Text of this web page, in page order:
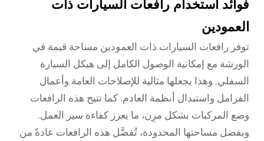
فوائد استخدام رافعات السيارات ذات
العمودين
توفر رافعات السيارات ذات العمودين مساحة قيمة في
الورشة مع إمكانية الوصول الكامل إلى هيكل السيارة
السفلي. وهذا يجعلها مثالية للإصلاحات العامة وأعمال
الفرامل واستبدال أنظمة العادم. كما تتيح هذه الرافعات
وضع المركبات بشكل مرِن، ما يعزز كفاءة سير العمل.
وبفضل مساحتها المحدودة، تُفضَّل هذه الرافعات عادةً من